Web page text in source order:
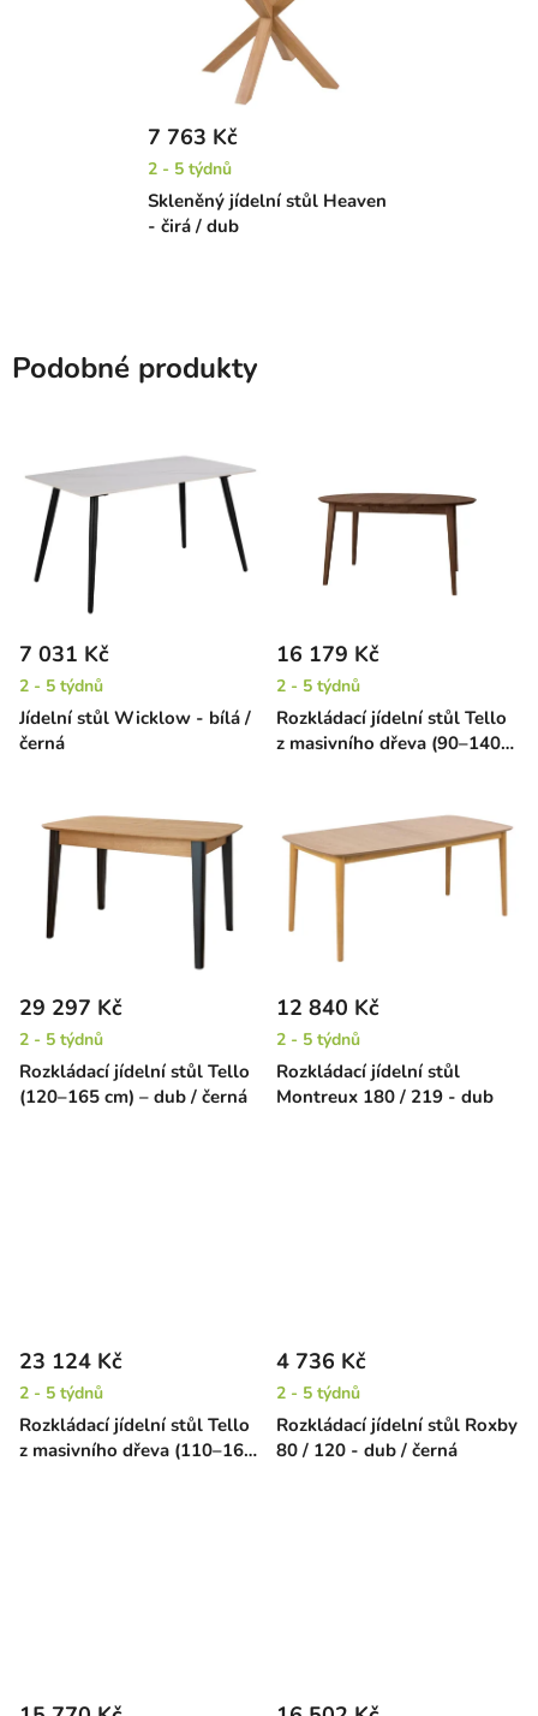
Skleněný jídelní stůl Heaven
- čirá / dub
7 763 Kč
2 - 5 týdnů
Podobné produkty
Jídelní stůl Wicklow - bílá /
černá
7 031 Kč
2 - 5 týdnů
Rozkládací jídelní stůl Tello
z masivního dřeva (90–140
16 179 Kč
2 - 5 týdnů
Rozkládací jídelní stůl Tello
(120–165 cm) – dub / černá
29 297 Kč
2 - 5 týdnů
Rozkládací jídelní stůl
Montreux 180 / 219 - dub
12 840 Kč
2 - 5 týdnů
Rozkládací jídelní stůl Tello
z masivního dřeva (110–160
23 124 Kč
2 - 5 týdnů
Rozkládací jídelní stůl Roxby
80 / 120 - dub / černá
4 736 Kč
2 - 5 týdnů